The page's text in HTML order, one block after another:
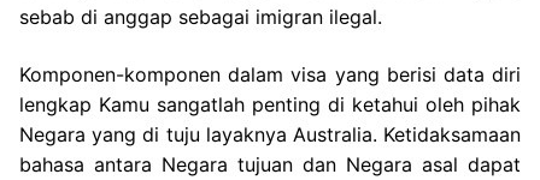
sebab di anggap sebagai imigran ilegal.
Komponen-komponen dalam visa yang berisi data diri
lengkap Kamu sangatlah penting di ketahui oleh pihak
Negara yang di tuju layaknya Australia. Ketidaksamaan
bahasa antara Negara tujuan dan Negara asal dapat